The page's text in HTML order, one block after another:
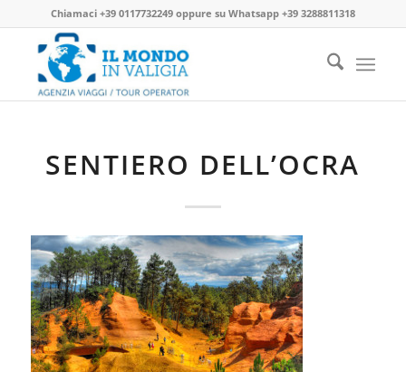
Chiamaci +39 0117732249oppure su Whatsapp +39 3288811318
SENTIERO DELL’OCRA